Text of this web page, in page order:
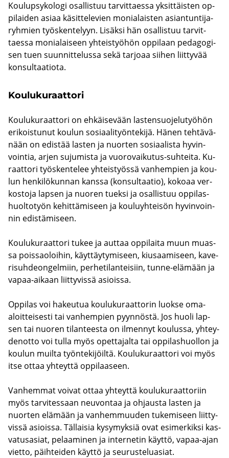
Kou­lup­sy­ko­lo­gi osal­lis­tuu tar­vit­taes­sa yk­sit­täis­ten op­
pi­lai­den asiaa kä­sit­te­le­vien mo­nia­lais­ten asian­tun­ti­ja­
ryh­mien työs­ken­te­lyyn. Li­säk­si hän osal­lis­tuu tar­vit­
taes­sa mo­nia­lai­seen yh­teis­työ­hön op­pi­laan pe­da­go­gi­
sen tuen suun­nit­te­lus­sa sekä tar­jo­aa sii­hen liit­ty­vää
kon­sul­taa­tio­ta.
Kou­lu­ku­raat­to­ri
Kou­lu­ku­raat­to­ri on eh­käi­se­vään las­ten­suo­je­lu­työ­hön
eri­kois­tu­nut kou­lun so­si­aa­li­työn­te­ki­jä. Hänen teh­tä­vä­
nään on edis­tää las­ten ja nuor­ten so­si­aa­lis­ta hy­vin­
voin­tia, arjen su­ju­mis­ta ja vuorovaikutus-​suhteita. Ku­
raat­to­ri työs­ken­te­lee yh­teis­työs­sä van­hem­pien ja kou­
lun hen­ki­lö­kun­nan kans­sa (kon­sul­taa­tio), ko­ko­aa ver­
kos­to­ja lap­sen ja nuo­ren tuek­si ja osal­lis­tuu op­pi­las­
huol­to­työn ke­hit­tä­mi­seen ja kou­lu­yh­tei­sön hy­vin­voin­
nin edis­tä­mi­seen.
Kou­lu­ku­raat­to­ri tukee ja aut­taa op­pi­lai­ta muun muas­
sa pois­sao­loi­hin, käyt­täy­ty­mi­seen, kiusaa­mi­seen, ka­ve­
ri­suh­deon­gel­miin, per­he­ti­lan­tei­siin, tunne-​elämään ja
vapaa-​aikaan liit­ty­vis­sä asiois­sa.
Op­pi­las voi ha­keu­tua kou­lu­ku­raat­to­rin luok­se oma-​
aloitteisesti tai van­hem­pien pyyn­nös­tä. Jos huoli lap­
sen tai nuo­ren ti­lan­tees­ta on il­men­nyt kou­lus­sa, yh­tey­
den­ot­to voi tulla myös opet­ta­jal­ta tai op­pi­las­huol­lon ja
kou­lun muil­ta työn­te­ki­jöil­tä. Kou­lu­ku­raat­to­ri voi myös
itse ottaa yh­teyt­tä op­pi­laa­seen.
Van­hem­mat voi­vat ottaa yh­teyt­tä kou­lu­ku­raat­to­riin
myös tar­vi­tes­saan neu­von­taa ja oh­jaus­ta las­ten ja
nuor­ten elä­mään ja van­hem­muu­den tu­ke­mi­seen liit­ty­
vis­sä asiois­sa. Täl­lai­sia ky­sy­myk­siä ovat esi­mer­kik­si kas­
va­tus­asiat, pe­laa­mi­nen ja in­ter­ne­tin käyt­tö, vapaa-​ajan
viet­to, päih­tei­den käyt­tö ja seu­rus­te­lu­asiat.